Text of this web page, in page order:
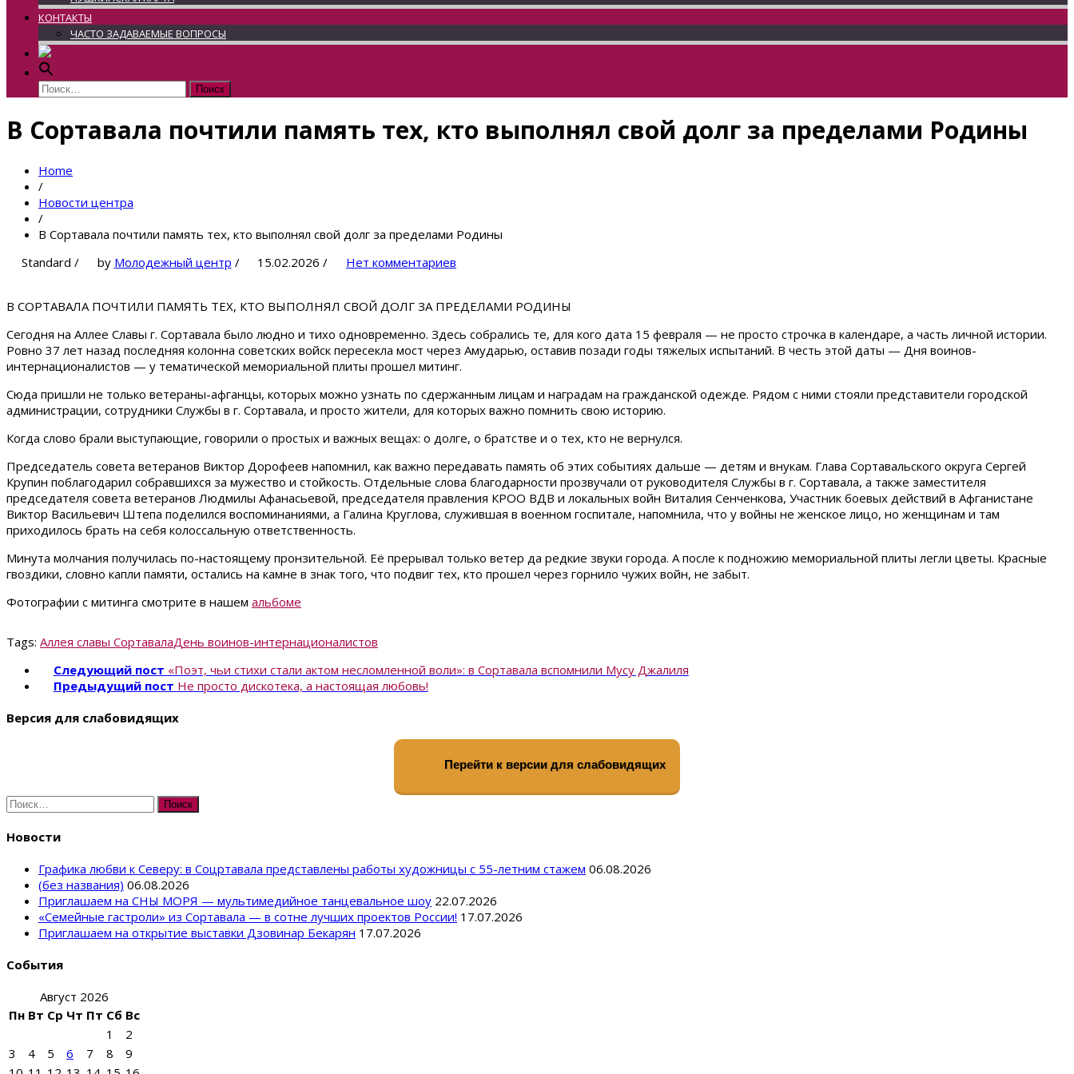
КОНТАКТЫ
ЧАСТО ЗАДАВАЕМЫЕ ВОПРОСЫ
Найти:
В Сортавала почтили память тех, кто выполнял свой долг за пределами Родины
Home
/
Новости центра
/
В Сортавала почтили память тех, кто выполнял свой долг за пределами Родины
Standard / by Молодежный центр / 15.02.2026/ Нет комментариев
В СОРТАВАЛА ПОЧТИЛИ ПАМЯТЬ ТЕХ, КТО ВЫПОЛНЯЛ СВОЙ ДОЛГ ЗА ПРЕДЕЛАМИ РОДИНЫ
Сегодня на Аллее Славы г. Сортавала было людно и тихо одновременно. Здесь собрались те, для кого дата 15 февраля — не просто строчка в календаре, а часть личной истории.
Ровно 37 лет назад последняя колонна советских войск пересекла мост через Амударью, оставив позади годы тяжелых испытаний. В честь этой даты — Дня воинов-
интернационалистов — у тематической мемориальной плиты прошел митинг.
Сюда пришли не только ветераны-афганцы, которых можно узнать по сдержанным лицам и наградам на гражданской одежде. Рядом с ними стояли представители городской
администрации, сотрудники Службы в г. Сортавала, и просто жители, для которых важно помнить свою историю.
Когда слово брали выступающие, говорили о простых и важных вещах: о долге, о братстве и о тех, кто не вернулся.
Председатель совета ветеранов Виктор Дорофеев напомнил, как важно передавать память об этих событиях дальше — детям и внукам. Глава Сортавальского округа Сергей
Крупин поблагодарил собравшихся за мужество и стойкость. Отдельные слова благодарности прозвучали от руководителя Службы в г. Сортавала, а также заместителя
председателя совета ветеранов Людмилы Афанасьевой, председателя правления КРОО ВДВ и локальных войн Виталия Сенченкова, Участник боевых действий в Афганистане
Виктор Васильевич Штепа поделился воспоминаниями, а Галина Круглова, служившая в военном госпитале, напомнила, что у войны не женское лицо, но женщинам и там
приходилось брать на себя колоссальную ответственность.
Минута молчания получилась по-настоящему пронзительной. Её прерывал только ветер да редкие звуки города. А после к подножию мемориальной плиты легли цветы. Красные
гвоздики, словно капли памяти, остались на камне в знак того, что подвиг тех, кто прошел через горнило чужих войн, не забыт.
Фотографии с митинга смотрите в нашем альбоме
Tags: Аллея славы СортавалаДень воинов-интернационалистов
Следующий пост «Поэт, чьи стихи стали актом несломленной воли»: в Сортавала вспомнили Мусу Джалиля
Предыдущий пост Не просто дискотека, а настоящая любовь!
Версия для слабовидящих
Перейти к версии для слабовидящих
Найти:
Новости
Графика любви к Северу: в Соцртавала представлены работы художницы с 55-летним стажем 06.08.2026
(без названия) 06.08.2026
Приглашаем на СНЫ МОРЯ — мультимедийное танцевальное шоу 22.07.2026
«Семейные гастроли» из Сортавала — в сотне лучших проектов России! 17.07.2026
Приглашаем на открытие выставки Дзовинар Бекарян 17.07.2026
События
Август 2026
Пн Вт Ср Чт Пт Сб Вс
1
2
3
4 5 6 7 8
9